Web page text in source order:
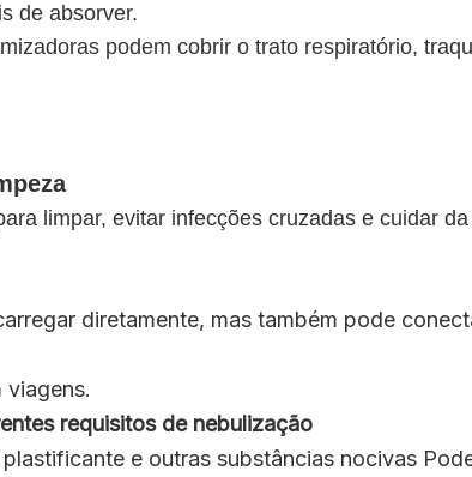
de absorver.
podem cobrir o trato respiratório,
limpar, evitar infecções cruzadas e cuidar da
diretamente, mas também pode
viagens.
requisitos de nebulização
e outras substâncias nocivas